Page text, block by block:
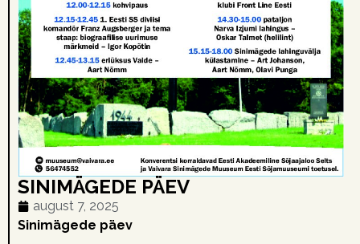
SINIMÄGEDE PÄEV
august 7, 2025
Sinimägede päev